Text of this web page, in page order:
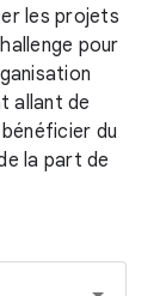
les projets
pour
allant de
du
la part de